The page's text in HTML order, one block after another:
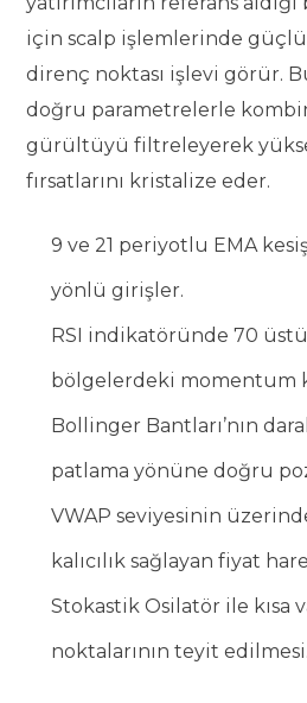
için scalp işlemlerinde
direnç noktası işlevi görür.
doğru parametrelerle
gürültüyü filtreleyerek
fırsatlarını kristalize eder.
9 ve 21 periyotlu EMA
yönlü girişler.
RSI indikatöründe 70 üstü
bölgelerdeki momentum
Bollinger Bantları’nın
patlama yönüne doğru
VWAP seviyesinin
kalıcılık sağlayan fiyat
Stokastik Osilatör ile kısa
noktalarının teyit edilmesi.